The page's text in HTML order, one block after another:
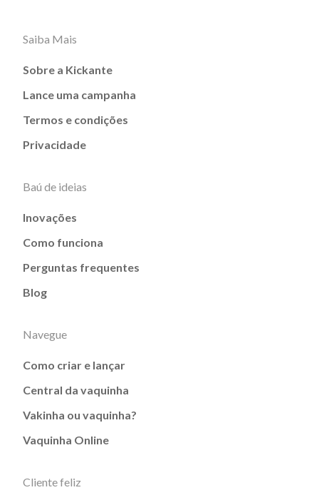
Saiba Mais
Sobre a Kickante
Lance uma campanha
Termos e condições
Privacidade
Baú de ideias
Inovações
Como funciona
Perguntas frequentes
Blog
Navegue
Como criar e lançar
Central da vaquinha
Vakinha ou vaquinha?
Vaquinha Online
Cliente feliz